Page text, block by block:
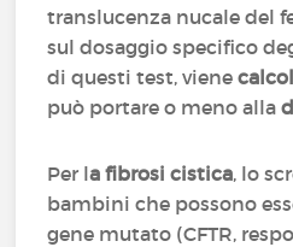
translucenza nucale del
sul dosaggio specifico
di questi test, viene
può portare o meno alla
Per la fibrosi cistica, lo
bambini che possono
gene mutato (CFTR,